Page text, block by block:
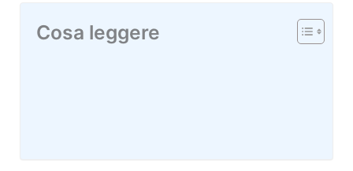
Cosa leggere